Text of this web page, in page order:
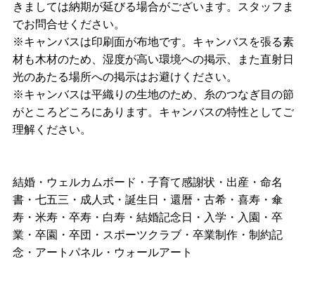
きましては納期が延びる場合がございます。スタッフま
でお問合せください。
※キャンバスは印刷面が布地です。キャンバスを張る素
材も木材のため、湿度が高い環境への掲示、また直射日
光のあたる場所への掲示はお避けください。
※キャンバスは平織りの生地のため、糸のつなぎ目の節
がところどころにあります。キャンバスの特性としてご
理解ください。
結婚・ウェルカムボード・子育て感謝状・出産・命名
書・七五三・成人式・誕生日・還暦・古希・喜寿・傘
寿・米寿・卒寿・白寿・結婚記念日・入学・入園・卒
業・卒園・卒団・スポーツクラブ・卒業制作・制約記
念・アートパネル・ウォールアート